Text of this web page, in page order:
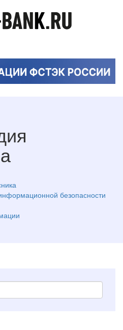
безопасности